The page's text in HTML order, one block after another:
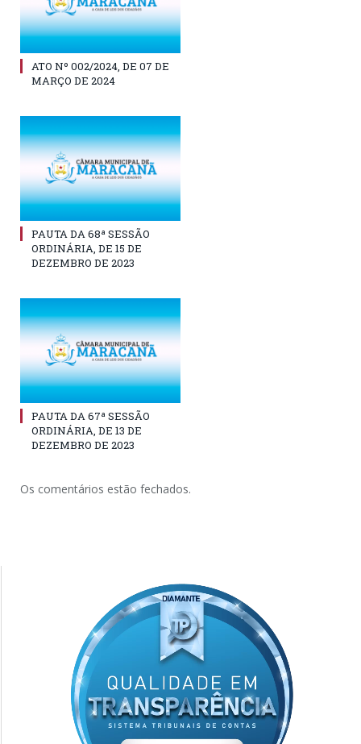
ATO Nº 002/2024, DE 07 DE
MARÇO DE 2024
PAUTA DA 68ª SESSÃO
ORDINÁRIA, DE 15 DE
DEZEMBRO DE 2023
PAUTA DA 67ª SESSÃO
ORDINÁRIA, DE 13 DE
DEZEMBRO DE 2023
Os comentários estão fechados.